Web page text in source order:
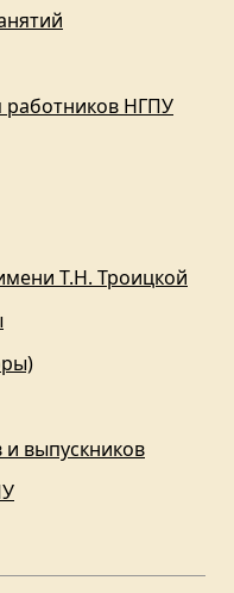
НГПУ
Т.Н. Троицкой
и выпускников